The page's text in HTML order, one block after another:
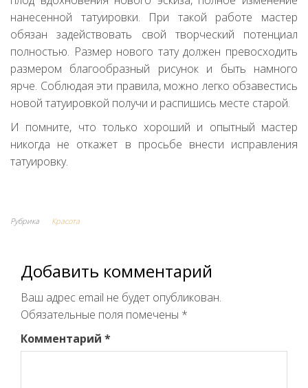
нанесенной татуировки. При такой работе мастер
обязан задействовать свой творческий потенциал
полностью. Размер нового тату должен превосходить
размером благообразный рисунок и быть намного
ярче. Соблюдая эти правила, можно легко обзавестись
новой татуировкой получи и распишись месте старой.
И помните, что только хороший и опытный мастер
никогда не откажет в просьбе внести исправления
татуировку.
Рубрика Красота
Добавить комментарий
Ваш адрес email не будет опубликован.
Обязательные поля помечены *
Комментарий *